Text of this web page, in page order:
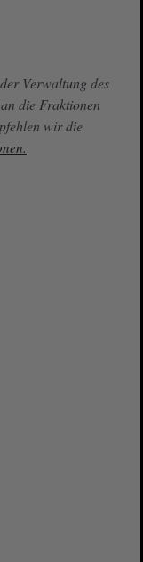
Verwaltung des
die Fraktionen
wir die